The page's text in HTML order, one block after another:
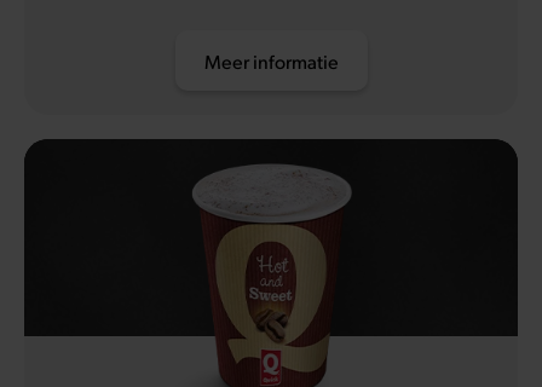
Meer informatie